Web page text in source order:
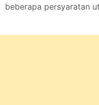
beberapa persyaratan